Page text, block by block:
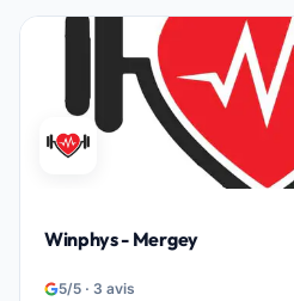
Winphys - Mergey
5/5 · 3 avis